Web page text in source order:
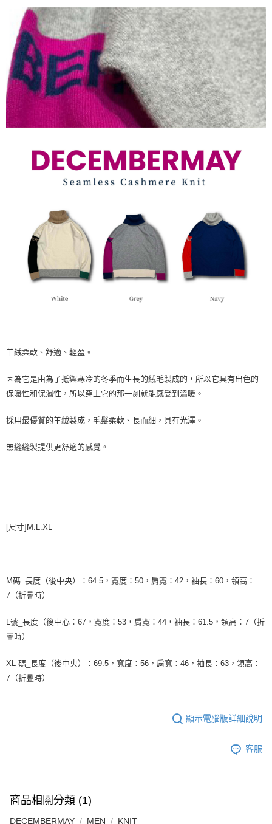
羊絨柔軟、舒適、輕盈。
因為它是由為了抵禦寒冷的冬季而生長的絨毛製成的，所以它具有出色的
保暖性和保濕性，所以穿上它的那一刻就能感受到溫暖。
採用最優質的羊絨製成，毛髮柔軟、長而細，具有光澤。
無縫縫製提供更舒適的感覺。
[尺寸]M.L.XL
M碼_長度（後中央）：64.5，寬度：50，肩寬：42，袖長：60，領高：
7（折疊時）
L號_長度（後中心：67，寬度：53，肩寬：44，袖長：61.5，領高：7（折
疊時）
XL 碼_長度（後中央）：69.5，寬度：56，肩寬：46，袖長：63，領高：
7（折疊時）
顯示電腦版詳細說明
客服
商品相關分類 (1)
DECEMBERMAY MEN KNIT